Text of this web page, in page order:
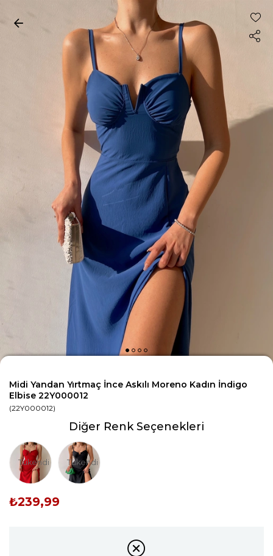
Midi Yandan Yırtmaç İnce Askılı Moreno Kadın İndigo
Elbise 22Y000012
(22Y000012)
Diğer Renk Seçenekleri
Tükendi Tükendi
₺239,99